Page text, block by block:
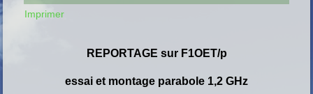
Imprimer
REPORTAGE sur F1OET/p
essai et montage parabole 1,2 GHz